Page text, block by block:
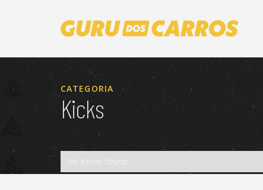
CATEGORIA
Kicks